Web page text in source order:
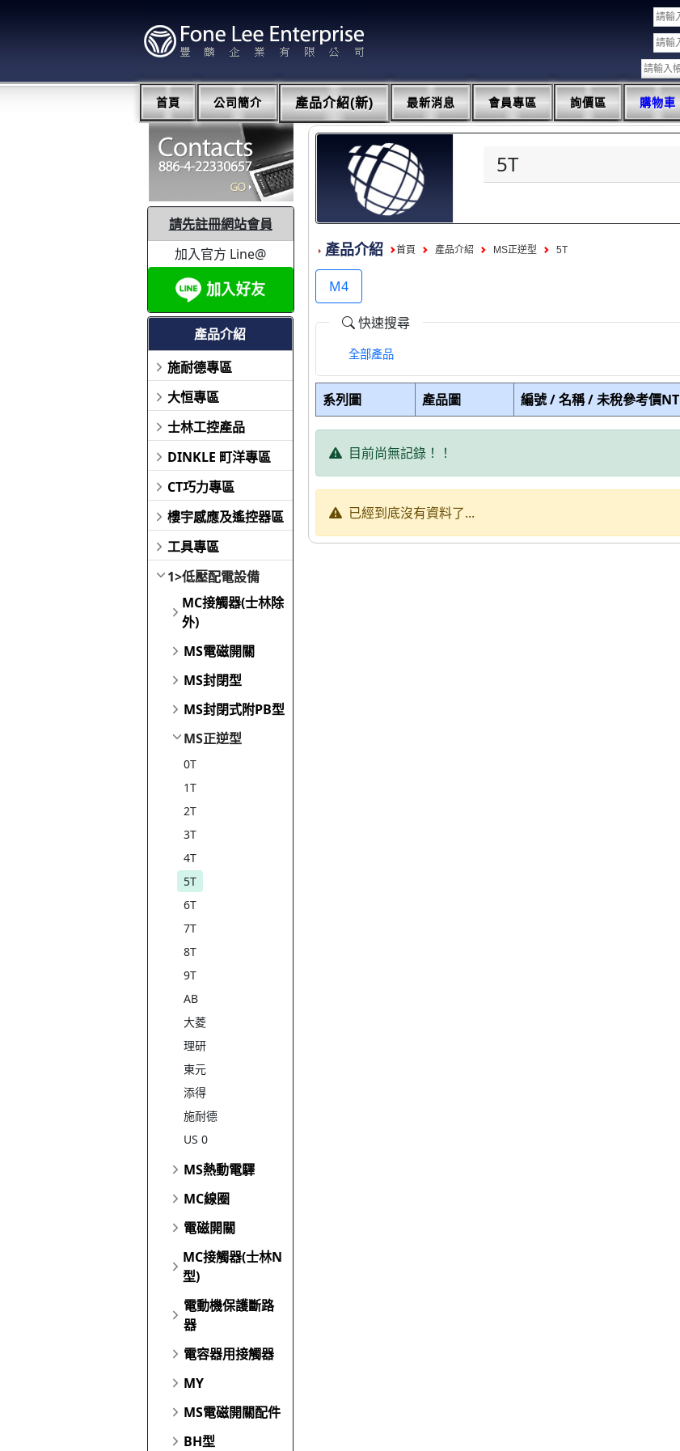
首頁 公司簡介 產品介紹(新) 最新消息 會員專區 詢價區 購物車
請先註冊網站會員
加入官方 Line@
產品介紹
施耐德專區
大恒專區
士林工控產品
DINKLE 町洋專區
CT巧力專區
樓宇感應及遙控器區
工具專區
1>低壓配電設備
MC接觸器(士林除
外)
MS電磁開關
MS封閉型
MS封閉式附PB型
MS正逆型
0T
1T
2T
3T
4T
5T
6T
7T
8T
9T
AB
大菱
理研
東元
添得
施耐德
US 0
MS熱動電驛
MC線圈
電磁開關
MC接觸器(士林N
型)
電動機保護斷路
器
電容器用接觸器
MY
MS電磁開關配件
BH型
5T
產品介紹 首頁 產品介紹 MS正逆型 5T
M4
快速搜尋
全部產品
系列圖 產品圖 編號 / 名稱 / 未稅參考價NT
目前尚無記錄！！
已經到底沒有資料了...